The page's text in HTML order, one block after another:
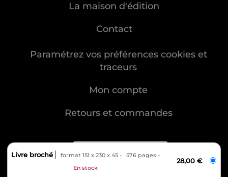
Livre broché format 151 x 230 x 45
576 pages
En stock
28,00 €
La maison d'édition
Contact
Paramétrez vos préférences cookies et
traceurs
Mon compte
Retours et commandes